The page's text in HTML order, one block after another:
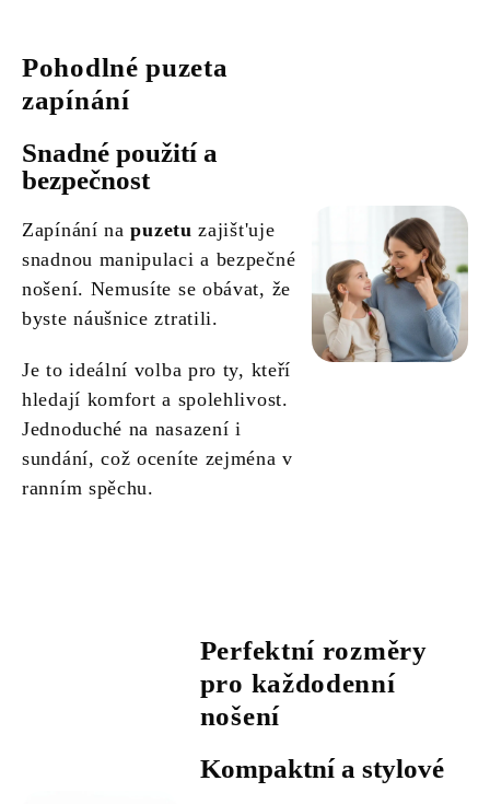
Pohodlné puzeta
zapínání
Snadné použití a
bezpečnost
Zapínání napuzetu zajišt'uje
snadnou manipulaci a bezpečné
nošení. Nemusíte se obávat, že
byste náušnice ztratili.
Je to ideální volba pro ty, kteří
hledají komfort a spolehlivost.
Jednoduché na nasazení i
sundání, což oceníte zejména v
ranním spěchu.
Perfektní rozměry
pro každodenní
nošení
Kompaktní a stylové